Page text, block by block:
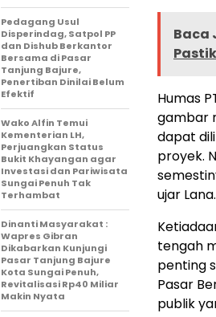
Baca
Humas
gambar
dapat
proyek.
ujar Lana.
tengah
penting
Pasar
publik
Pedagang Usul
Disperindag, Satpol PP
dan Dishub Berkantor
Bersama di Pasar
Tanjung Bajure,
Penertiban Dinilai Belum
Efektif
Wako Alfin Temui
Kementerian LH,
Perjuangkan Status
Bukit Khayangan agar
Investasi dan Pariwisata
Sungai Penuh Tak
Terhambat
Dinanti Masyarakat :
Wapres Gibran
Dikabarkan Kunjungi
Pasar Tanjung Bajure
Kota Sungai Penuh,
Revitalisasi Rp40 Miliar
Makin Nyata